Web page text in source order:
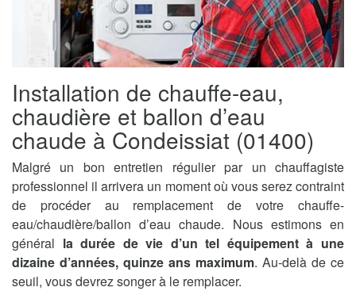
Installation de chauffe-eau,
chaudière et ballon d’eau
chaude à Condeissiat (01400)
Malgré un bon entretien régulier par un chauffagiste
professionnel il arrivera un moment où vous serez contraint
de procéder au remplacement de votre chauffe-
eau/chaudière/ballon d’eau chaude. Nous estimons en
général la durée de vie d’un tel équipement à une
dizaine d’années, quinze ans maximum. Au-delà de ce
seuil, vous devrez songer à le remplacer.